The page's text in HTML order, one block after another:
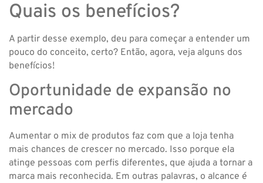
Quais os benefícios?
A partir desse exemplo, deu para começar a entender um
pouco do conceito, certo? Então, agora, veja alguns dos
benefícios!
Oportunidade de expansão no
mercado
Aumentar o mix de produtos faz com que a loja tenha
mais chances de crescer no mercado. Isso porque ela
atinge pessoas com perfis diferentes, que ajuda a tornar a
marca mais reconhecida. Em outras palavras, o alcance é